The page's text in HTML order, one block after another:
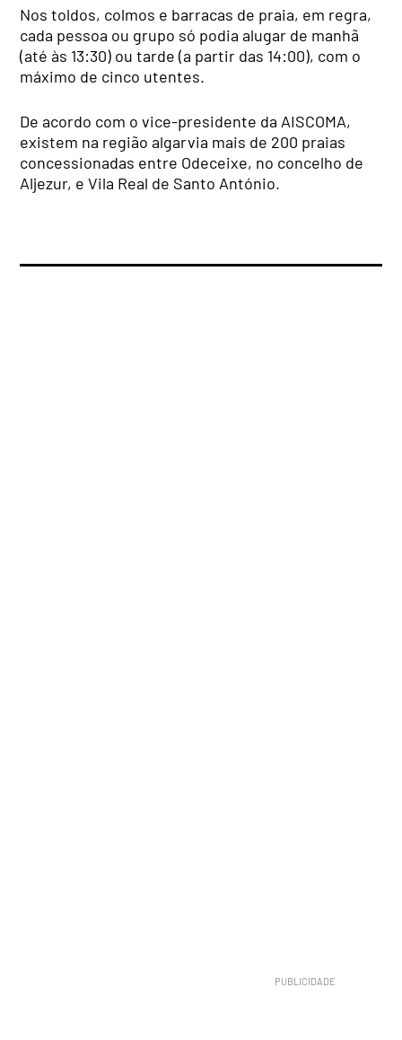
Nos toldos, colmos e barracas de praia, em regra,
cada pessoa ou grupo só podia alugar de manhã
(até às 13:30) ou tarde (a partir das 14:00), com o
máximo de cinco utentes.
De acordo com o vice-presidente da AISCOMA,
existem na região algarvia mais de 200 praias
concessionadas entre Odeceixe, no concelho de
Aljezur, e Vila Real de Santo António.